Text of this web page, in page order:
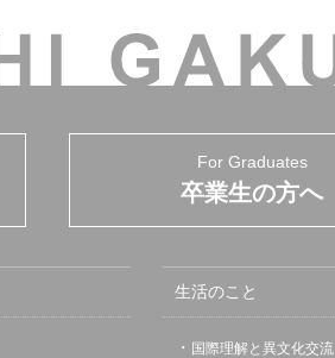
For Graduates
卒業生の方へ
生活のこと
国際理解と異文化交流